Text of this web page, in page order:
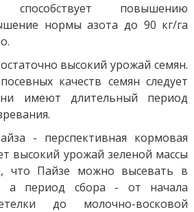
повышению
нормы азота до 90 кг/га
высокий урожай семян.
качеств семян следует
имеют длительный период
- перспективная кормовая
высокий урожай зеленой массы
что Пайзе можно высевать в
а период сбора - от начала
до молочно-восковой